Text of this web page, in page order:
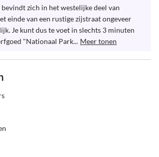
zich in het westelijke deel van
einde van een rustige zijstraat ongeveer
Je kunt dus te voet in slechts 3 minuten
"Nationaal Park... Meer tonen